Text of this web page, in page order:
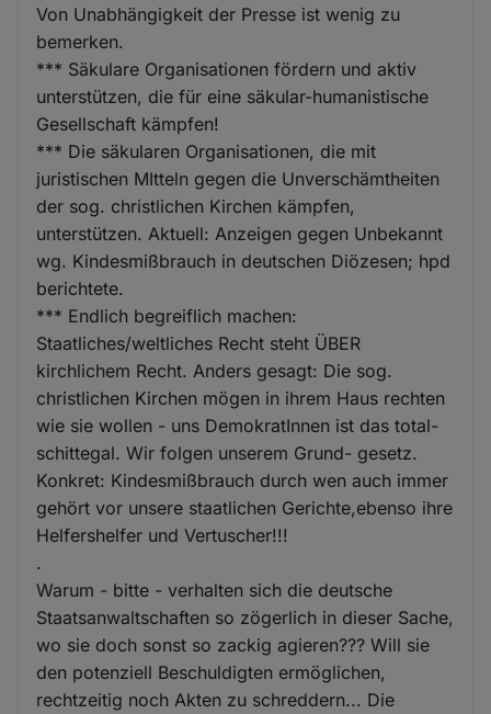
Von Unabhängigkeit der Presse ist wenig zu
bemerken.
*** Säkulare Organisationen fördern und aktiv
unterstützen, die für eine säkular-humanistische
Gesellschaft kämpfen!
*** Die säkularen Organisationen, die mit
juristischen MItteln gegen die Unverschämtheiten
der sog. christlichen Kirchen kämpfen,
unterstützen. Aktuell: Anzeigen gegen Unbekannt
wg. Kindesmißbrauch in deutschen Diözesen; hpd
berichtete.
*** Endlich begreiflich machen:
Staatliches/weltliches Recht steht ÜBER
kirchlichem Recht. Anders gesagt: Die sog.
christlichen Kirchen mögen in ihrem Haus rechten
wie sie wollen - uns DemokratInnen ist das total-
schittegal. Wir folgen unserem Grund- gesetz.
Konkret: Kindesmißbrauch durch wen auch immer
gehört vor unsere staatlichen Gerichte,ebenso ihre
Helfershelfer und Vertuscher!!!
.
Warum - bitte - verhalten sich die deutsche
Staatsanwaltschaften so zögerlich in dieser Sache,
wo sie doch sonst so zackig agieren??? Will sie
den potenziell Beschuldigten ermöglichen,
rechtzeitig noch Akten zu schreddern... Die